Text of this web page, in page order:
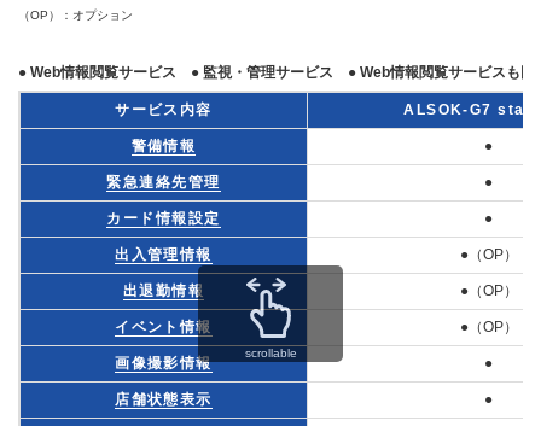
（OP）：オプション
● Web情報閲覧サービス ● 監視・管理サービス ● Web情報閲覧サービスも同
サービス内容 ALSOK-G7
警備情報 ●
緊急連絡先管理 ●
カード情報設定 ●
出入管理情報 ●（OP）
出退勤情報 ●（OP）
イベント情報 ●（OP）
画像撮影情報 ●
店舗状態表示 ●
scrollable